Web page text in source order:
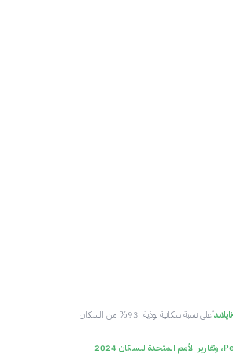
تايلاندأعلى نسبة سكانية بوذية: 93% من السكان